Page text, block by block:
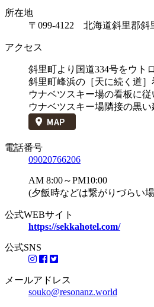
所在地
〒099-4122 北海道斜里郡斜
アクセス
斜里町より国道334号をウト
斜里町峰浜の［天に続く道］
ウナベツスキー場の看板に従
ウナベツスキー場隣接の黒い
電話番号
09020766206
AM 8:00～PM10:00
(夕飯時などは繋がりづらい
公式WEBサイト
https://sekkahotel.com/
公式SNS
メールアドレス
souko@resonanz.world